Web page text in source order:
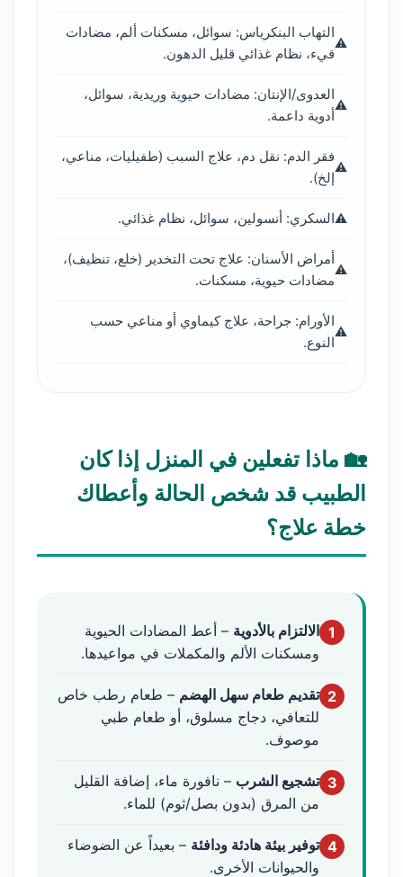
التهاب البنكرياس: سوائل، مسكنات ألم، مضادات
قيء، نظام غذائي قليل الدهون.
العدوى/الإنتان: مضادات حيوية وريدية، سوائل،
أدوية داعمة.
فقر الدم: نقل دم، علاج السبب (طفيليات، مناعي،
إلخ).
السكري: أنسولين، سوائل، نظام غذائي.
أمراض الأسنان: علاج تحت التخدير (خلع، تنظيف)،
مضادات حيوية، مسكنات.
الأورام: جراحة، علاج كيماوي أو مناعي حسب
النوع.
🏡 ماذا تفعلين في المنزل إذا كان
الطبيب قد شخص الحالة وأعطاك
خطة علاج؟
1 الالتزام بالأدوية – أعط المضادات الحيوية
ومسكنات الألم والمكملات في مواعيدها.
2 تقديم طعام سهل الهضم – طعام رطب خاص
للتعافي، دجاج مسلوق، أو طعام طبي
موصوف.
3 تشجيع الشرب – نافورة ماء، إضافة القليل
من المرق (بدون بصل/ثوم) للماء.
4 توفير بيئة هادئة ودافئة – بعيداً عن الضوضاء
والحيوانات الأخرى.